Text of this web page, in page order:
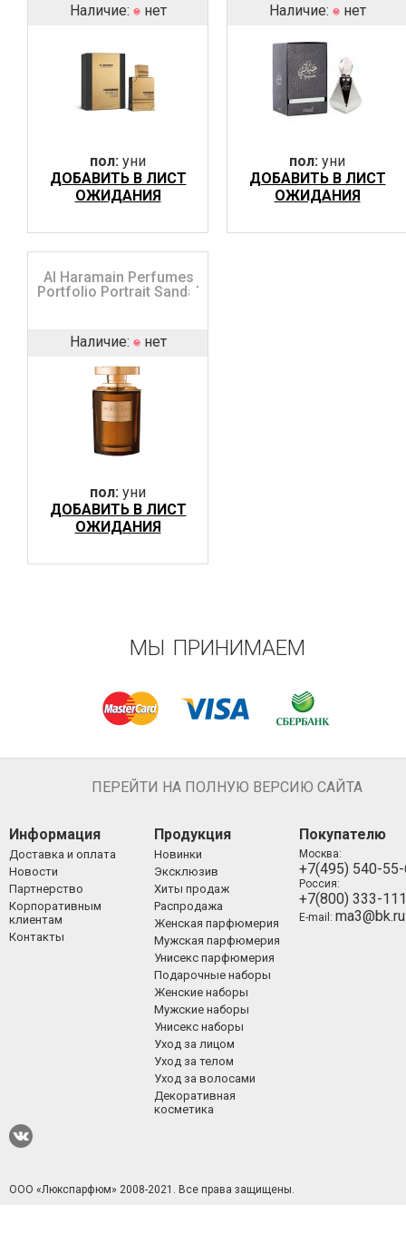
Наличие: нет
пол: уни
ДОБАВИТЬ В ЛИСТ
ОЖИДАНИЯ
Наличие: нет
пол: уни
ДОБАВИТЬ В ЛИСТ
ОЖИДАНИЯ
Al Haramain Perfumes
Portfolio Portrait Sandal
Наличие: нет
пол: уни
ДОБАВИТЬ В ЛИСТ
ОЖИДАНИЯ
МЫ ПРИНИМАЕМ
ПЕРЕЙТИ НА ПОЛНУЮ ВЕРСИЮ САЙТА
Информация
Доставка и оплата
Новости
Партнерство
Корпоративным
клиентам
Контакты
Продукция
Новинки
Эксклюзив
Хиты продаж
Распродажа
Женская парфюмерия
Мужская парфюмерия
Унисекс парфюмерия
Подарочные наборы
Женские наборы
Мужские наборы
Унисекс наборы
Уход за лицом
Уход за телом
Уход за волосами
Декоративная
косметика
Покупателю
Москва:
+7(495) 540-
Россия:
+7(800) 333-
E-mail: ma3@bk.ru
ООО «Люкспарфюм» 2008-2021. Все права защищены.